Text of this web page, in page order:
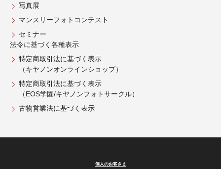
写真展
マンスリーフォトコンテスト
セミナー
法令に基づく各種表示
特定商取引法に基づく表示
（キヤノンオンラインショップ）
特定商取引法に基づく表示
（EOS学園/キヤノンフォトサークル）
古物営業法に基づく表示
個人のお客さま